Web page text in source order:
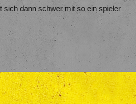
sich dann schwer mit so ein spieler